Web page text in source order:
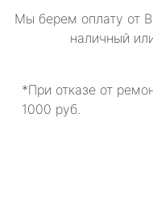
Мы берем оплату от
наличный
*При отказе от
1000 руб.